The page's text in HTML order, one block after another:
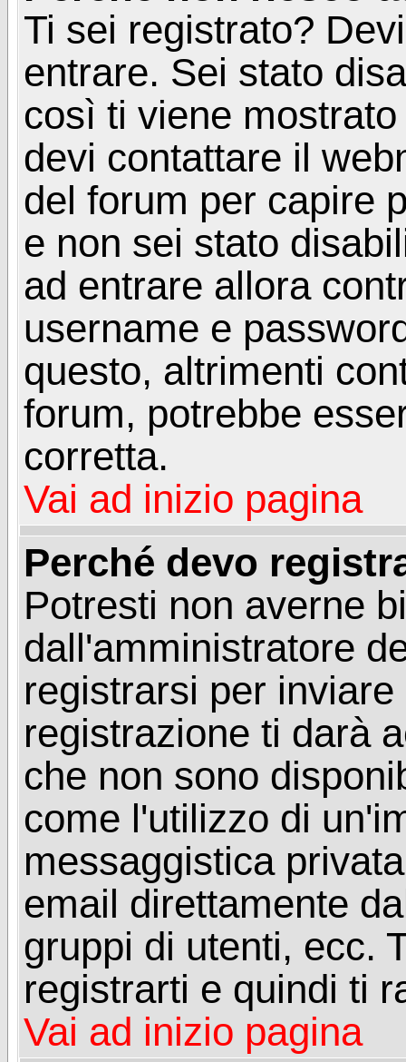
Ti sei registrato?
entrare. Sei stato
così ti viene
devi contattare il
del forum per capire
e non sei stato
ad entrare allora
username e
questo, altrimenti
forum, potrebbe
corretta.
Vai ad inizio pagina
Perché devo
Potresti non averne
dall'amministratore
registrarsi per
registrazione ti darà
che non sono
come l'utilizzo di
messaggistica
email direttamente
gruppi di utenti, ecc.
registrarti e quindi ti
Vai ad inizio pagina